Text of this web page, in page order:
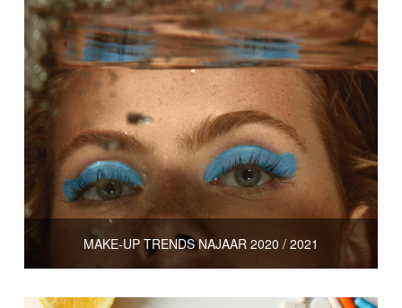
MAKE-UP TRENDS NAJAAR 2020 / 2021